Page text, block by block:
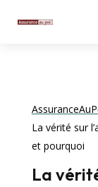
La vérité sur
et pourquoi
La